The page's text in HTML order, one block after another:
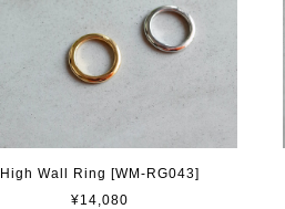
High Wall Ring [WM-RG043]
¥14,080